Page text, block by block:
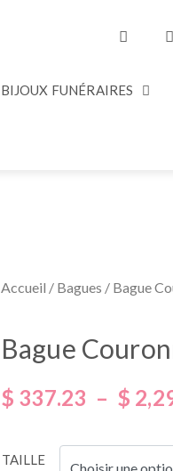
BIJOUX FUNÉRAIRES
Accueil / Bagues / Bague
Bague
$ 337.23 – $
TAILLE